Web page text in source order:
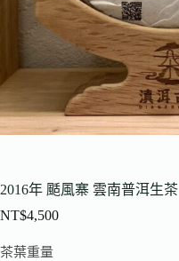
2016年 颳風寨 雲南普洱生茶
NT$4,500
茶葉重量